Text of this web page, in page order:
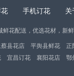
手机订花 关
花配送，优选花材，新
县花店 平舆县鲜花
正
宜昌订花 襄阳花店 鄂